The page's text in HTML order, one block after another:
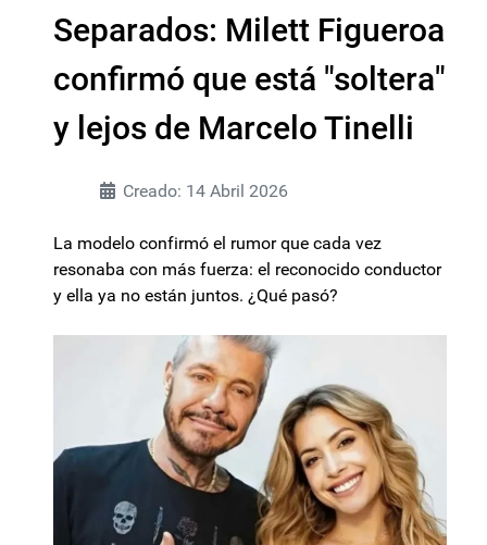
Separados: Milett Figueroa
confirmó que está "soltera"
y lejos de Marcelo Tinelli
Creado: 14 Abril 2026
La modelo confirmó el rumor que cada vez
resonaba con más fuerza: el reconocido conductor
y ella ya no están juntos. ¿Qué pasó?